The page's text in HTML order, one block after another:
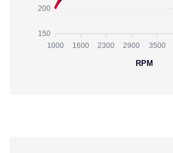
200
150
1000 1600 2300 2900 3500
RPM